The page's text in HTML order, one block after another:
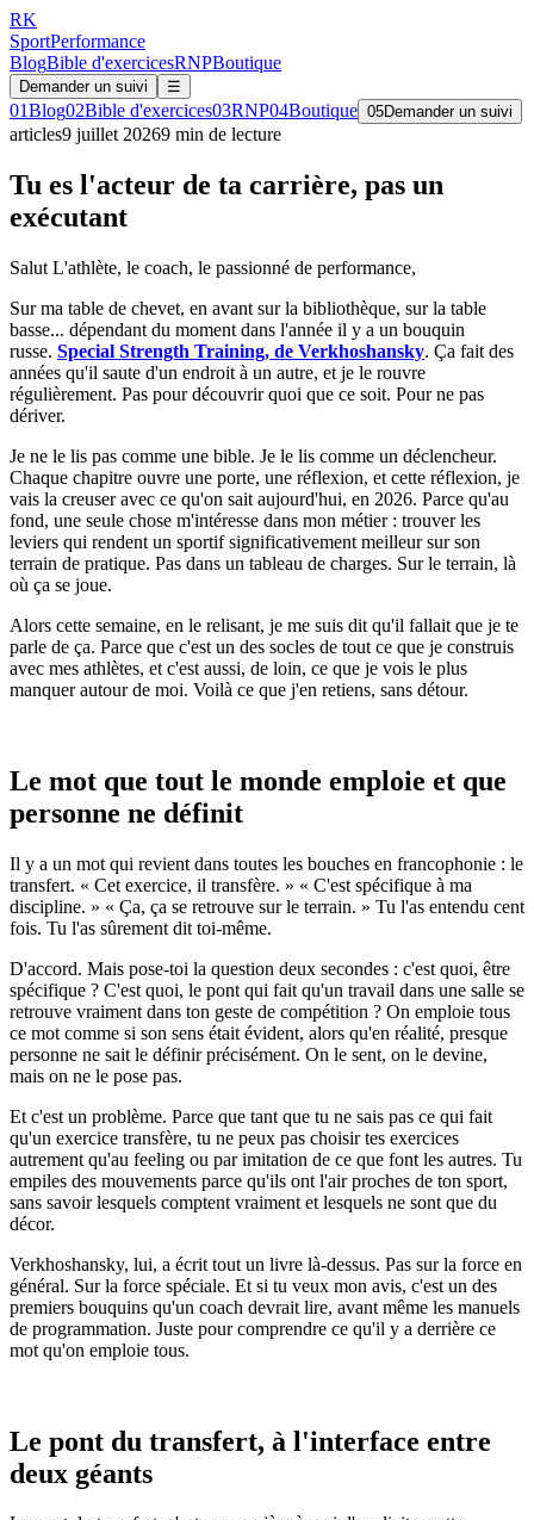
RK
SportPerformance
BlogBible d'exercicesRNPBoutique
Demander un suivi ☰
01Blog02Bible d'exercices03RNP04Boutique 05Demander un suivi
articles9 juillet 20269 min de lecture
Tu es l'acteur de ta carrière, pas un
exécutant
Salut L'athlète, le coach, le passionné de performance,
Sur ma table de chevet, en avant sur la bibliothèque, sur la table
basse... dépendant du moment dans l'année il y a un bouquin
russe. Special Strength Training, de Verkhoshansky. Ça fait des
années qu'il saute d'un endroit à un autre, et je le rouvre
régulièrement. Pas pour découvrir quoi que ce soit. Pour ne pas
dériver.
Je ne le lis pas comme une bible. Je le lis comme un déclencheur.
Chaque chapitre ouvre une porte, une réflexion, et cette réflexion, je
vais la creuser avec ce qu'on sait aujourd'hui, en 2026. Parce qu'au
fond, une seule chose m'intéresse dans mon métier : trouver les
leviers qui rendent un sportif significativement meilleur sur son
terrain de pratique. Pas dans un tableau de charges. Sur le terrain, là
où ça se joue.
Alors cette semaine, en le relisant, je me suis dit qu'il fallait que je te
parle de ça. Parce que c'est un des socles de tout ce que je construis
avec mes athlètes, et c'est aussi, de loin, ce que je vois le plus
manquer autour de moi. Voilà ce que j'en retiens, sans détour.
Le mot que tout le monde emploie et que
personne ne définit
Il y a un mot qui revient dans toutes les bouches en francophonie : le
transfert. « Cet exercice, il transfère. » « C'est spécifique à ma
discipline. » « Ça, ça se retrouve sur le terrain. » Tu l'as entendu cent
fois. Tu l'as sûrement dit toi-même.
D'accord. Mais pose-toi la question deux secondes : c'est quoi, être
spécifique ? C'est quoi, le pont qui fait qu'un travail dans une salle se
retrouve vraiment dans ton geste de compétition ? On emploie tous
ce mot comme si son sens était évident, alors qu'en réalité, presque
personne ne sait le définir précisément. On le sent, on le devine,
mais on ne le pose pas.
Et c'est un problème. Parce que tant que tu ne sais pas ce qui fait
qu'un exercice transfère, tu ne peux pas choisir tes exercices
autrement qu'au feeling ou par imitation de ce que font les autres. Tu
empiles des mouvements parce qu'ils ont l'air proches de ton sport,
sans savoir lesquels comptent vraiment et lesquels ne sont que du
décor.
Verkhoshansky, lui, a écrit tout un livre là-dessus. Pas sur la force en
général. Sur la force spéciale. Et si tu veux mon avis, c'est un des
premiers bouquins qu'un coach devrait lire, avant même les manuels
de programmation. Juste pour comprendre ce qu'il y a derrière ce
mot qu'on emploie tous.
Le pont du transfert, à l'interface entre
deux géants